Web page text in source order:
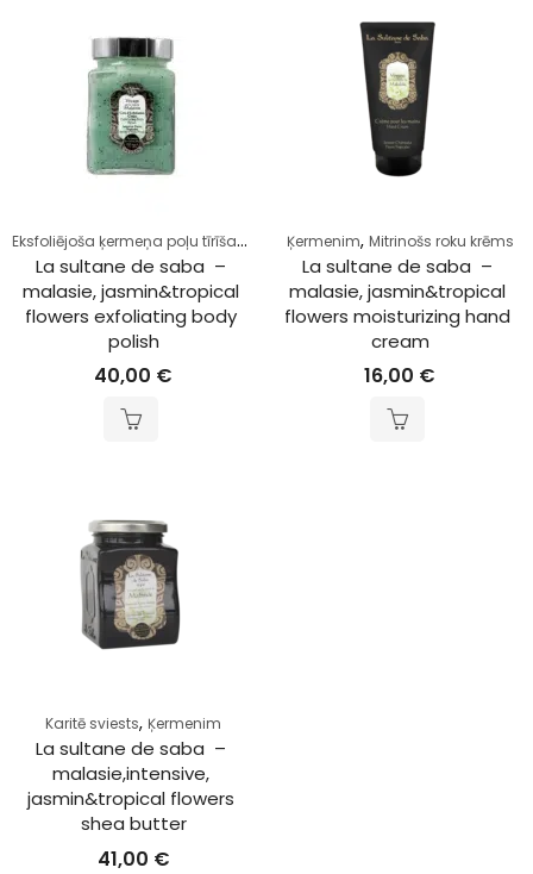
Eksfoliējoša ķermeņa poļu tīrīšana Ķermenim
La sultane de saba  –
malasie, jasmin&tropical
flowers exfoliating body
polish
40,00 €
Ķermenim, Mitrinošs roku krēms
La sultane de saba  –
malasie, jasmin&tropical
flowers moisturizing hand
cream
16,00 €
Karitē sviests, Ķermenim
La sultane de saba  –
malasie,intensive,
jasmin&tropical flowers
shea butter
41,00 €